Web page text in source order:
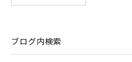
ブログ内検索